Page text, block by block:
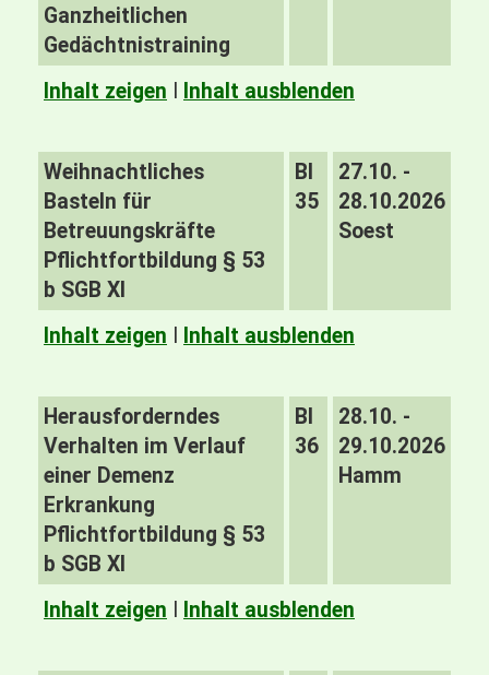
Ganzheitlichen
Gedächtnistraining
Inhalt zeigen Inhalt ausblenden
Weihnachtliches
Basteln für
Betreuungskräfte
Pflichtfortbildung § 53
b SGB XI
BI
35
27.10. -
28.10.2026
Soest
Inhalt zeigen Inhalt ausblenden
Herausforderndes
Verhalten im Verlauf
einer Demenz
Erkrankung
Pflichtfortbildung § 53
b SGB XI
BI
36
28.10. -
29.10.2026
Hamm
Inhalt zeigen Inhalt ausblenden